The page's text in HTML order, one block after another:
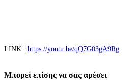
LINK : https://youtu.be/qQ7G03gA9Rg
Μπορεί επίσης να σας αρέσει